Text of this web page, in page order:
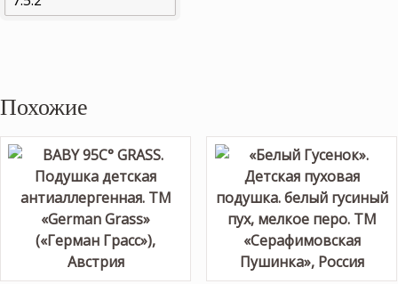
Похожие